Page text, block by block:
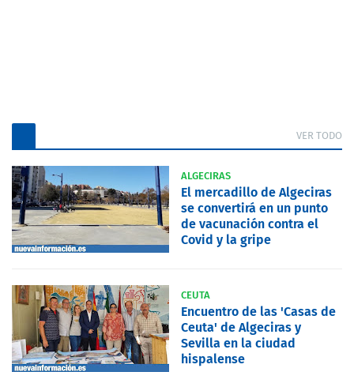
VER TODO
ALGECIRAS
El mercadillo de Algeciras
se convertirá en un punto
de vacunación contra el
Covid y la gripe
CEUTA
Encuentro de las 'Casas de
Ceuta' de Algeciras y
Sevilla en la ciudad
hispalense